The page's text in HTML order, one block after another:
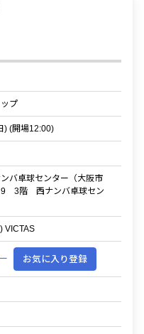
プ
) (開場12:00)
ンバ卓球センター（大阪市
9 3階 西ナンバ卓球セン
VICTAS
お気に入り登録